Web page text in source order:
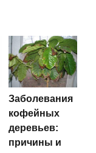
Заболевания
кофейных
деревьев:
причины и